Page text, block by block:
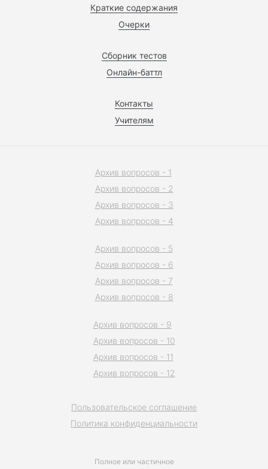
Краткие содержания
Очерки
Сборник тестов
Онлайн-баттл
Контакты
Учителям
Полное или частичное
Пользовательское соглашение
Политика конфиденциальности
Архив вопросов - 1
Архив вопросов - 2
Архив вопросов - 3
Архив вопросов - 4
Архив вопросов - 5
Архив вопросов - 6
Архив вопросов - 7
Архив вопросов - 8
Архив вопросов - 9
Архив вопросов - 10
Архив вопросов - 11
Архив вопросов - 12